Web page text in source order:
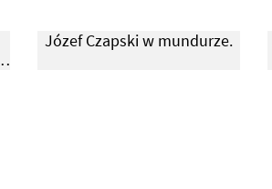
Józef Czapski w mundurze.